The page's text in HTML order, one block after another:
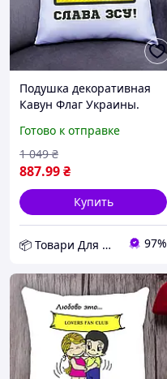
Подушка декоративная
Кавун Флаг Украины.
см (П000808) D10-2026
Готово к отправке
887.99₴
1 049 ₴
Купить
📦 Товари Для Дому 97%